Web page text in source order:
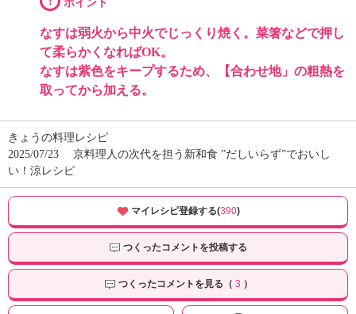
ポイント
なすは弱火から中火でじっくり焼く。菜箸などで押し
て柔らかくなればOK。
なすは紫色をキープするため、【合わせ地」の粗熱を
取ってから加える。
きょうの料理レシピ
2025/07/23
京料理人の次代を担う新和食 ”だしいらず”でおいし
い！涼レシピ
マイレシピ登録する(390)
つくったコメントを投稿する
つくったコメントを見る（ 3 ）